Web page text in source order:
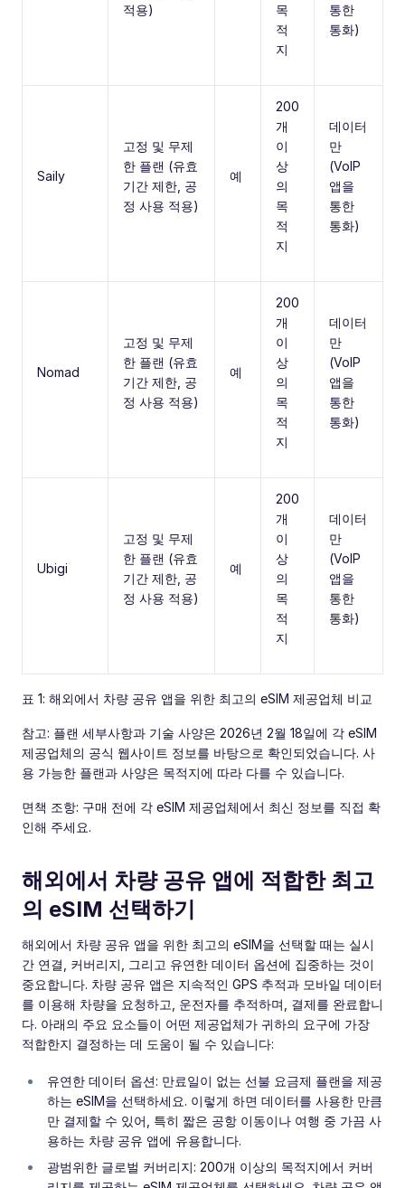
적용)
목
적
지
통한
통화)
Saily
고정 및 무제
한 플랜 (유효
기간 제한, 공
정 사용 적용)
예
200
개
이
상
의
목
적
지
데이터
만
(VoIP
앱을
통한
통화)
Nomad
고정 및 무제
한 플랜 (유효
기간 제한, 공
정 사용 적용)
예
200
개
이
상
의
목
적
지
데이터
만
(VoIP
앱을
통한
통화)
Ubigi
고정 및 무제
한 플랜 (유효
기간 제한, 공
정 사용 적용)
예
200
개
이
상
의
목
적
지
데이터
만
(VoIP
앱을
통한
통화)
표 1: 해외에서 차량 공유 앱을 위한 최고의 eSIM 제공업체 비교
참고: 플랜 세부사항과 기술 사양은 2026년 2월 18일에 각 eSIM
제공업체의 공식 웹사이트 정보를 바탕으로 확인되었습니다. 사
용 가능한 플랜과 사양은 목적지에 따라 다를 수 있습니다.
면책 조항: 구매 전에 각 eSIM 제공업체에서 최신 정보를 직접 확
인해 주세요.
해외에서 차량 공유 앱에 적합한 최고
의 eSIM 선택하기
해외에서 차량 공유 앱을 위한 최고의 eSIM을 선택할 때는 실시
간 연결, 커버리지, 그리고 유연한 데이터 옵션에 집중하는 것이
중요합니다. 차량 공유 앱은 지속적인 GPS 추적과 모바일 데이터
를 이용해 차량을 요청하고, 운전자를 추적하며, 결제를 완료합니
다. 아래의 주요 요소들이 어떤 제공업체가 귀하의 요구에 가장
적합한지 결정하는 데 도움이 될 수 있습니다:
유연한 데이터 옵션: 만료일이 없는 선불 요금제 플랜을 제공
하는 eSIM을 선택하세요. 이렇게 하면 데이터를 사용한 만큼
만 결제할 수 있어, 특히 짧은 공항 이동이나 여행 중 가끔 사
용하는 차량 공유 앱에 유용합니다.
광범위한 글로벌 커버리지: 200개 이상의 목적지에서 커버